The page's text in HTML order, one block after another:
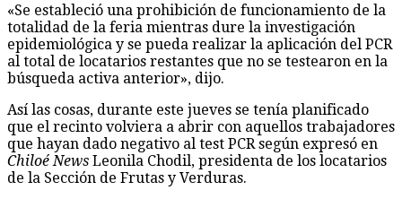
«Se estableció una prohibición de funcionamiento de la
totalidad de la feria mientras dure la investigación
epidemiológica y se pueda realizar la aplicación del PCR
al total de locatarios restantes que no se testearon en la
búsqueda activa anterior», dijo.
Así las cosas, durante este jueves se tenía planificado
que el recinto volviera a abrir con aquellos trabajadores
que hayan dado negativo al test PCR según expresó en
Chiloé News Leonila Chodil, presidenta de los locatarios
de la Sección de Frutas y Verduras.